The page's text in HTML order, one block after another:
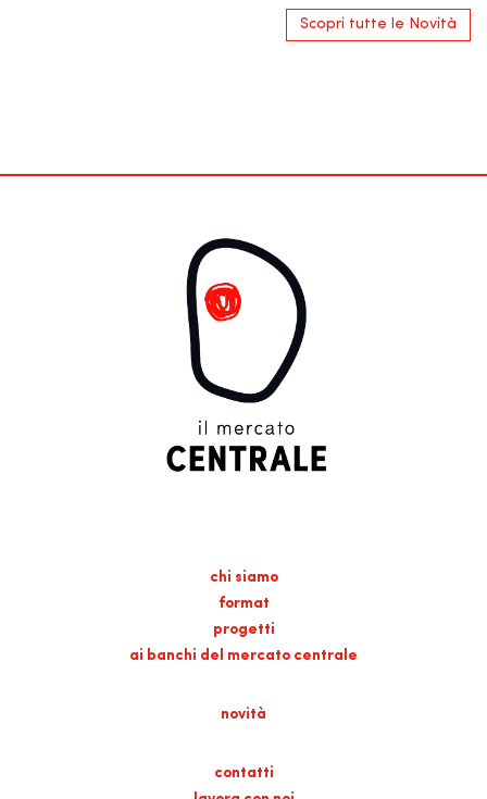
Scopri tutte le Novità
chi siamo
format
progetti
ai banchi del mercato centrale
novità
contatti